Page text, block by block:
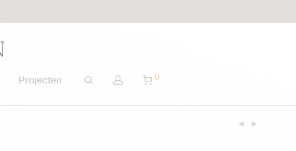
Projecten 0